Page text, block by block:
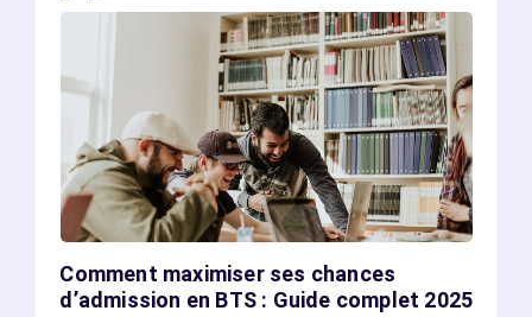
Comment maximiser ses chances
d’admission en BTS : Guide complet 2025